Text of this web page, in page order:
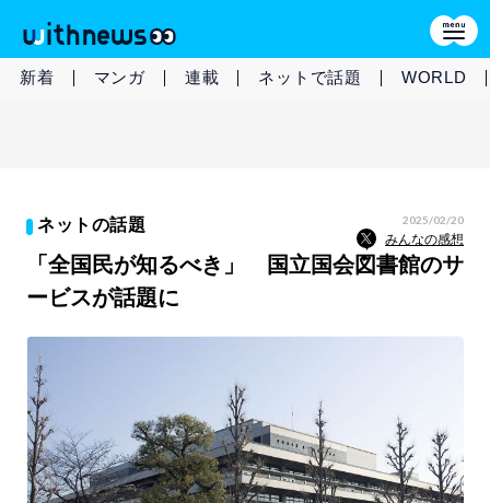
新着 マンガ 連載 ネットで話題 WORLD
ネットの話題 2025/02/20
みんなの感想
「全国民が知るべき」 国立国会図書館のサ
ービスが話題に